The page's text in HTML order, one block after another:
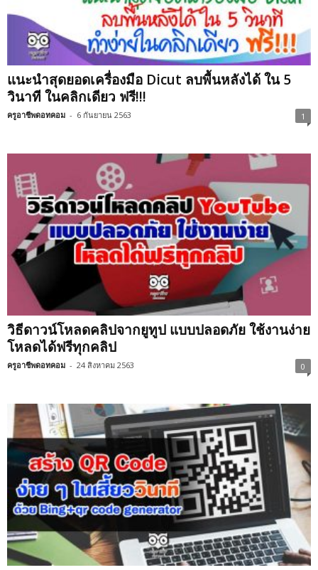
แนะนำสุดยอดเครื่องมือ Dicut ลบพื้นหลังได้ ใน 5
วินาที ในคลิกเดียว ฟรี!!!
ครูอาชีพดอทคอม - 6 กันยายน 2563 1
วิธีดาวน์โหลดคลิปจากยูทูป แบบปลอดภัย ใช้งานง่าย
โหลดได้ฟรีทุกคลิป
ครูอาชีพดอทคอม - 24 สิงหาคม 2563 0